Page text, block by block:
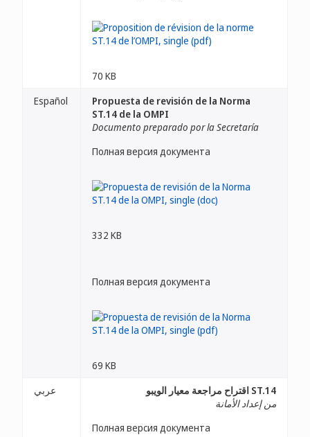
70 KB
Español
Propuesta de revisión de la Norma
ST.14 de la OMPI
Documento preparado por la Secretaría
Полная версия документа
332 KB
Полная версия документа
69 KB
عربي
ST.14 اقتراح مراجعة معيار الويبو
من إعداد الأمانة
Полная версия документа